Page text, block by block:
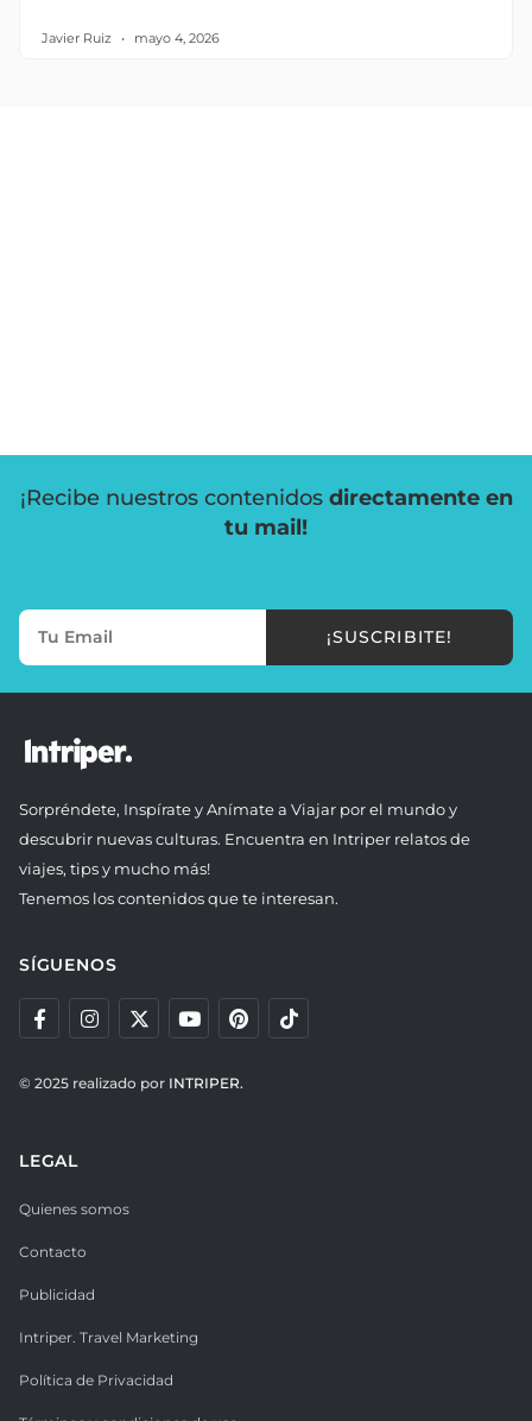
Javier Ruiz mayo 4, 2026
¡Recibe nuestros contenidos directamente en
tu mail!
¡SUSCRIBITE!
Sorpréndete, Inspírate y Anímate a Viajar por el mundo y
descubrir nuevas culturas. Encuentra en Intriper relatos de
viajes, tips y mucho más!
Tenemos los contenidos que te interesan.
SÍGUENOS
© 2025 realizado por INTRIPER.
LEGAL
Quienes somos
Contacto
Publicidad
Intriper. Travel Marketing
Política de Privacidad